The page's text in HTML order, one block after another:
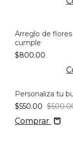
Arreglo de
cumple
$800.00
-10%OFF
Personaliza tu
$550.00
Comprar